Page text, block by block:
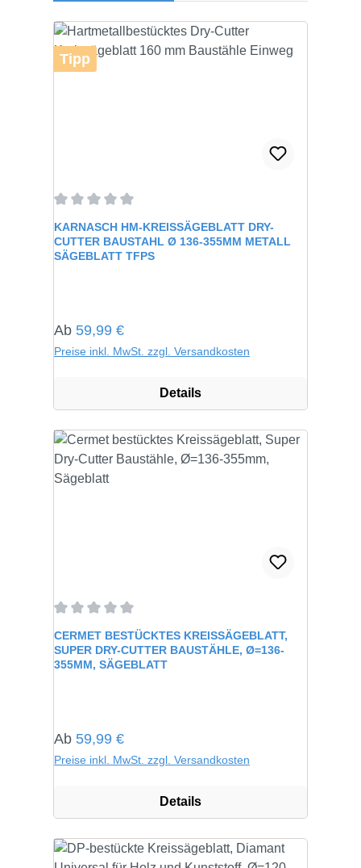
Tipp
Durchschnittliche Bewertung von 0 von 5 Sternen
KARNASCH HM-KREISSÄGEBLATT DRY-
CUTTER BAUSTAHL Ø 136-355MM METALL
SÄGEBLATT TFPS
Regulärer Preis:
Ab 59,99 €
Preise inkl. MwSt. zzgl. Versandkosten
Details
Durchschnittliche Bewertung von 0 von 5 Sternen
CERMET BESTÜCKTES KREISSÄGEBLATT,
SUPER DRY-CUTTER BAUSTÄHLE, Ø=136-
355MM, SÄGEBLATT
Regulärer Preis:
Ab 59,99 €
Preise inkl. MwSt. zzgl. Versandkosten
Details